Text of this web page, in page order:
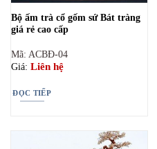
Bộ ấm trà cổ gốm sứ Bát tràng
giá rẻ cao cấp
Mã: ACBĐ-04
Giá: Liên hệ
ĐỌC TIẾP